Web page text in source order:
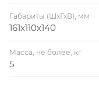
Габариты (ШхГхВ), мм
161х110х140
Масса, не более, кг
5